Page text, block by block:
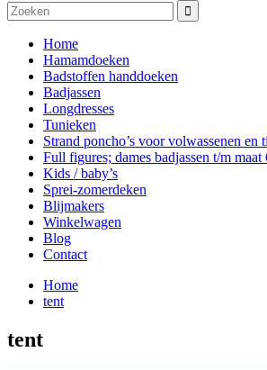
Home
Hamamdoeken
Badstoffen handdoeken
Badjassen
Longdresses
Tunieken
Strand poncho’s voor volwassenen en
Full figures; dames badjassen t/m maat
Kids / baby’s
Sprei-zomerdeken
Blijmakers
Winkelwagen
Blog
Contact
Home
tent
tent